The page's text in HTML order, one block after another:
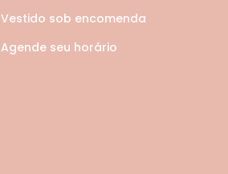
Vestido sob encomenda
Agende seu horário